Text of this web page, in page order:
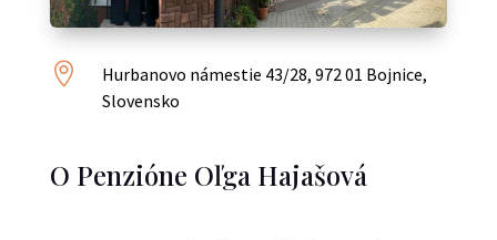

Hurbanovo námestie 43/28, 972 01 Bojnice,
Slovensko
O Penzióne Oľga Hajašová